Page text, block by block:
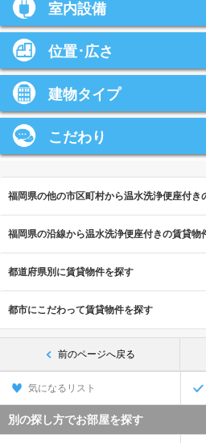
室内設備
位置･広さ
建物タイプ
こだわり
福岡県の他の市区町村から温水洗浄便座付き
福岡県の沿線から温水洗浄便座付きの賃貸物
都道府県別に賃貸物件を探す
都市にこだわって賃貸物件を探す
前のページへ戻る
気になるリスト
別の探し方でお部屋を探す